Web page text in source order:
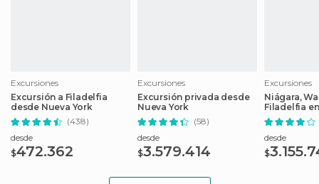
Excursiones
Excursión a Filadelfia
desde Nueva York
(438)
desde
$472.362
Excursiones
Excursión privada desde
Nueva York
(58)
desde
$3.579.414
Excursiones
Niágara,
Filadelfia
desde
$